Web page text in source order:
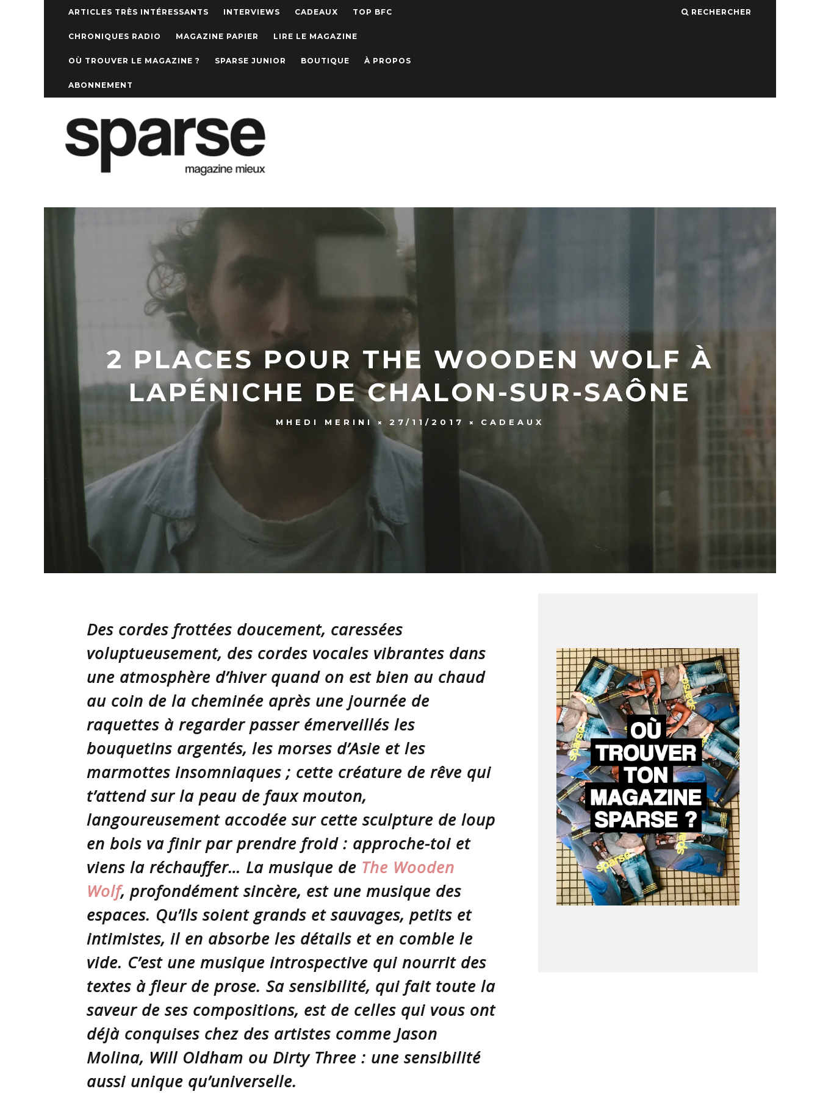
ARTICLES TRÈS INTÉRESSANTS INTERVIEWS CADEAUX TOP BFC
CHRONIQUES RADIO MAGAZINE PAPIER LIRE LE MAGAZINE
OÙ TROUVER LE MAGAZINE ? SPARSE JUNIOR BOUTIQUE À PROPOS
ABONNEMENT
RECHERCHER
2 PLACES POUR THE WOODEN WOLF À
LAPÉNICHE DE CHALON-SUR-SAÔNE
MHEDI MERINI 27/11/2017 CADEAUX
Des cordes frottées doucement, caressées
voluptueusement, des cordes vocales vibrantes dans
une atmosphère d’hiver quand on est bien au chaud
au coin de la cheminée après une journée de
raquettes à regarder passer émerveillés les
bouquetins argentés, les morses d’Asie et les
marmottes insomniaques ; cette créature de rêve qui
t’attend sur la peau de faux mouton,
langoureusement accodée sur cette sculpture de loup
en bois va finir par prendre froid : approche-toi et
viens la réchauffer… La musique de The Wooden
Wolf, profondément sincère, est une musique des
espaces. Qu’ils soient grands et sauvages, petits et
intimistes, il en ab­sorbe les détails et en comble le
vide. C’est une musique introspective qui nourrit des
textes à fleur de prose. Sa sensibilité, qui fait toute la
saveur de ses compositions, est de celles qui vous ont
déjà conquises chez des artistes comme Jason
Molina, Will Oldham ou Dirty Three : une sensibilité
aussi unique qu’universelle.